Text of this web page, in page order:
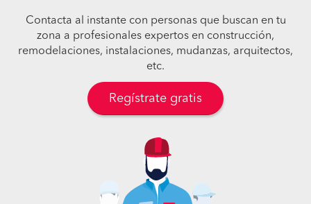
Contacta al instante con personas que buscan en tu
zona a profesionales expertos en construcción,
remodelaciones, instalaciones, mudanzas, arquitectos,
etc.
Regístrate gratis